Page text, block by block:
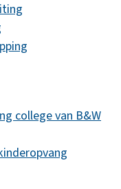
college van B&W